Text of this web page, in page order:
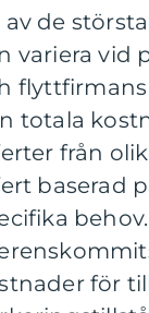
av de
variera vid
totala
från
baserad
för